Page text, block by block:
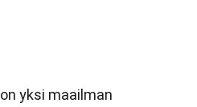
yksi maailman